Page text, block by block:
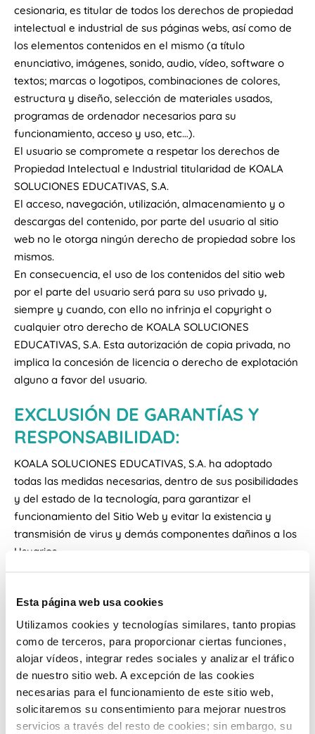
Esta página web usa cookies
Utilizamos cookies y tecnologías similares, tanto propias
como de terceros, para proporcionar ciertas funciones,
alojar vídeos, integrar redes sociales y analizar el tráfico
de nuestro sitio web. A excepción de las cookies
necesarias para el funcionamiento de este sitio web,
solicitaremos su consentimiento para mejorar nuestros
servicios a través del resto de cookies; sin embargo, su
cesionaria, es titular de todos los derechos de propiedad
intelectual e industrial de sus páginas webs, así como de
los elementos contenidos en el mismo (a título
enunciativo, imágenes, sonido, audio, vídeo, software o
textos; marcas o logotipos, combinaciones de colores,
estructura y diseño, selección de materiales usados,
programas de ordenador necesarios para su
funcionamiento, acceso y uso, etc…).
El usuario se compromete a respetar los derechos de
Propiedad Intelectual e Industrial titularidad de KOALA
SOLUCIONES EDUCATIVAS, S.A.
El acceso, navegación, utilización, almacenamiento y o
descargas del contenido, por parte del usuario al sitio
web no le otorga ningún derecho de propiedad sobre los
mismos.
En consecuencia, el uso de los contenidos del sitio web
por el parte del usuario será para su uso privado y,
siempre y cuando, con ello no infrinja el copyright o
cualquier otro derecho de KOALA SOLUCIONES
EDUCATIVAS, S.A. Esta autorización de copia privada, no
implica la concesión de licencia o derecho de explotación
alguno a favor del usuario.
EXCLUSIÓN DE GARANTÍAS Y
RESPONSABILIDAD:
KOALA SOLUCIONES EDUCATIVAS, S.A. ha adoptado
todas las medidas necesarias, dentro de sus posibilidades
y del estado de la tecnología, para garantizar el
funcionamiento del Sitio Web y evitar la existencia y
transmisión de virus y demás componentes dañinos a los
Usuarios.
amenazas que hace que no sean seguras. Es
responsabilidad del Usuario adoptar todas las medidas
técnicas adecuadas para controlar razonablemente estas
amenazas y, entre ellas, el tener sistemas actualizados
de detección de software malicioso, tales como virus,
troyanos, etc., así como tener actualizados los parches de
seguridad de los correspondientes navegadores.
KOALA SOLUCIONES EDUCATIVAS, S.A. no se hace